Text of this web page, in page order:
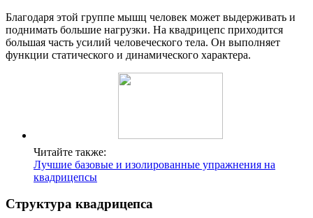
Благодаря этой группе мышц человек может выдерживать и
поднимать большие нагрузки. На квадрицепс приходится
большая часть усилий человеческого тела. Он выполняет
функции статического и динамического характера.
Читайте также:
Лучшие базовые и изолированные упражнения на
квадрицепсы
Структура квадрицепса